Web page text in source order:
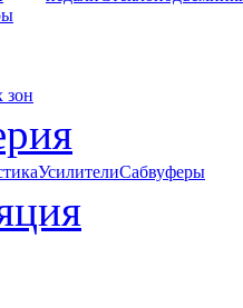
зон
УсилителиСабвуферы